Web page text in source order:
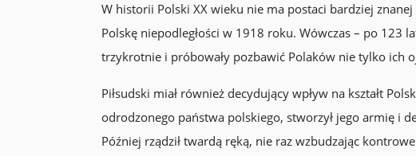
W historii Polski XX wieku nie ma postaci bardziej znanej
Polskę niepodległości w 1918 roku. Wówczas – po 123
trzykrotnie i próbowały pozbawić Polaków nie tylko ich
Piłsudski miał również decydujący wpływ na kształt
odrodzonego państwa polskiego, stworzył jego armię i
Później rządził twardą ręką, nie raz wzbudzając